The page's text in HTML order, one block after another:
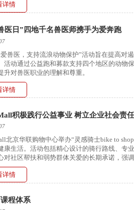
详情
医日”四地千名兽医师携手为爱奔跑
兽医，支持流浪动物保护”活动旨在提高对
活动通过公益跑和募款支持四个地区的动物
升对兽医职业的理解和尊重。
详情
积极践行公益事业 树立企业社会责
北京华联购物中心举办“灵感骑士bike to
康生活。活动包括精心设计的骑行路线、专
对社区帮扶和弱势群体关爱的长期承诺，强
。
详情
程体系